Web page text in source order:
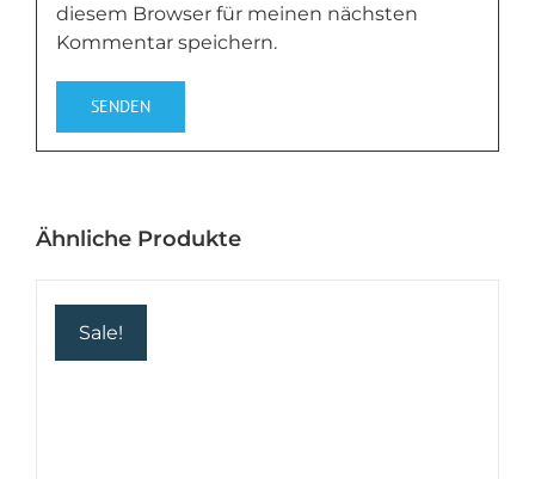
diesem Browser für meinen nächsten
Kommentar speichern.
Ähnliche Produkte
Sale!